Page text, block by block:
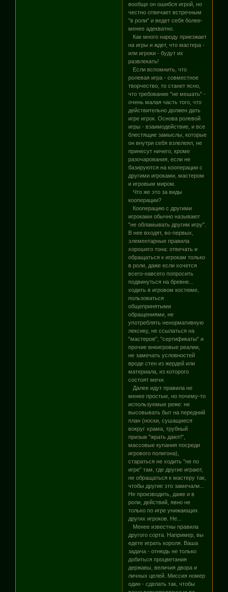
вообще он ошибся игрой, но
честно отвечает встречным
"в роли" и ведет себя более-
менее адекватно.
Как много народу приезжает
на игры и ждет, что мастера -
или игроки - будут их
развлекать!
Если вспомнить, что
ролевая игра - совместное
творчество, то станет ясно,
что требование "не мешать" -
очень малая часть того, что
действительно должен дать
игре игрок. Основа ролевой
игры - взаимодействие, и все
блестящие замыслы, которые
он внутри себя взлелеял, не
принесут ничего, кроме
разочарования, если не
базируются на кооперации с
другими игроками, мастером
и игровым миром.
Что же это за виды
кооперации?
Кооперацию с другими
игроками обычно называют
"не обламывать другим игру".
В нее входят, во-первых,
элементарные правила
хорошего тона: отвечать и
обращаться к игрокам только
в роли, даже если хочется
всего-навсего попросить
подвинуться на бревне...
ходить в игровом костюме,
пользоваться
общепринятыми
обращениями, не
употреблять ненормативную
лексику, не ссылаться на
"мастеров", "сертификаты" и
прочие внеигровые реалии,
не замечать условностей
вроде стен из жердей или
материала, из которого
состоят мечи.
Далее идут правила не
менее простые, но почему-то
используемые реже: не
высовывать быт на передний
план (носки, сушащиеся
вокруг храма, трубный
призыв "жрать дают!",
массовые купания посреди
игрового полигона),
стараться не ходить "не по
игре" там, где другие играют,
не обращаться к мастеру так,
чтобы другие это замечали...
Не производить, даже и в
роли, действий, явно не
только по игре унижающих
других игроков. Не...
Менее известны правила
другого сорта. Например, вы
едете играть короля. Ваша
задача - отнюдь не только
добиться процветания
державы, величия двора и
личных целей. Миссия номер
один - сделать так, чтобы